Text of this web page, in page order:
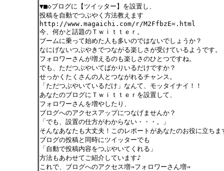
▼■◇ブログに【ツイッター】を設置し、
投稿を自動でつぶやく方法教えます
http://www.magaichi.com/r/M2FfbzE=.html
今、何かと話題のＴｗｉｔｔｅｒ。
ブームに乗って始めた人も多いのではないでしょうか？
なにげないつぶやきでつながる楽しさが受けているようです。
フォロワーさんが増えるのも楽しさのひとつですね。
でも、ただつぶやいてばかりいるだけですか？
せっかくたくさんの人とつながれるチャンス。
「ただつぶやいているだけ」なんて、モッタイナイ！！
あなたのブログにＴｗｉｔｔｅｒを設置して、
フォロワーさんを増やしたり、
ブログへのアクセスアップにつなげませんか？
「でも、設置の仕方がわからない・・・。」
そんなあなたも大丈夫！このレポートがあなたのお役に立ちま
ブログの投稿と同時にツイッターでも
「自動で投稿内容をつぶやいてくれる」
方法もあわせてご紹介しています♪
これで、ブログへのアクセス増⇒フォロワーさん増⇒